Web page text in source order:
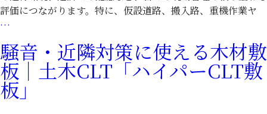
評価につながります。特に、仮設道路、搬入路、重機作業ヤ
…
の
評
価
は
騒音・近隣対策に使える木材敷
板｜土木CLT「ハイパーCLT敷
板」